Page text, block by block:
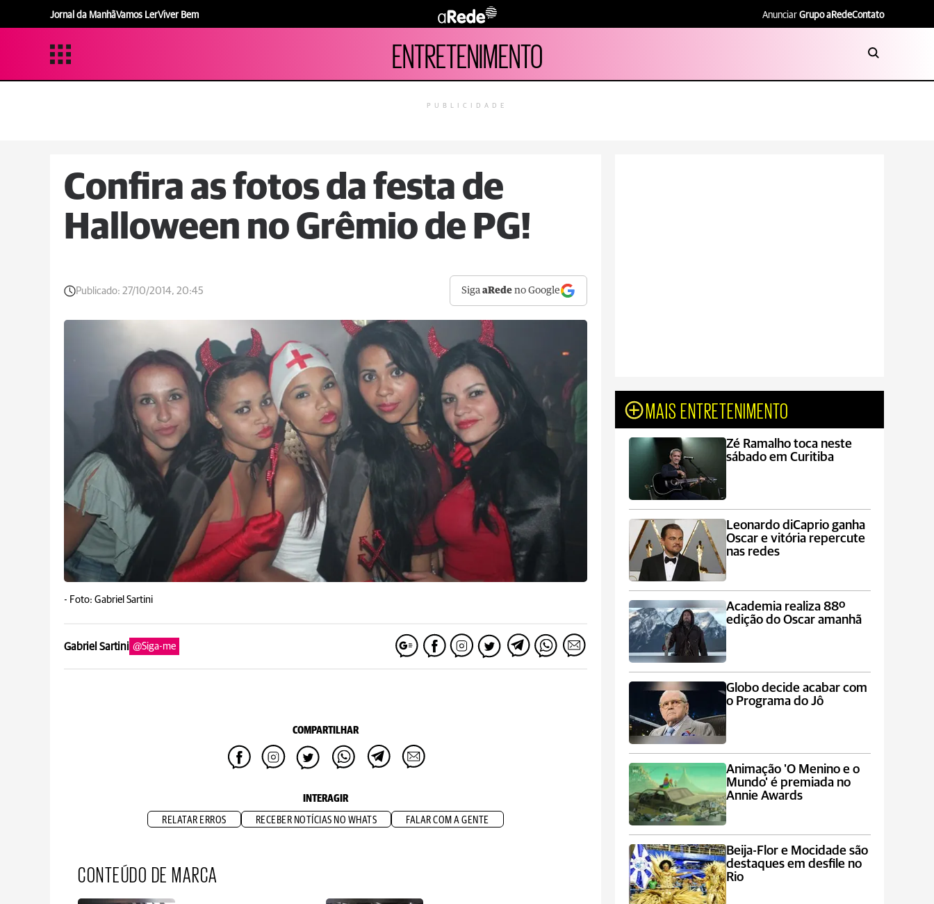
Jornal da ManhãVamos LerViver Bem Anunciar Grupo aRedeContato
ENTRETENIMENTO
PUBLICIDADE
Confira as fotos da festa de
Halloween no Grêmio de PG!
Publicado: 27/10/2014, 20:45 SigaaRede no Google
- Foto: Gabriel Sartini
Gabriel Sartini @Siga-me
COMPARTILHAR
INTERAGIR
RELATAR ERROS RECEBER NOTÍCIAS NO WHATS FALAR COM A GENTE
CONTEÚDO DE MARCA
MAIS ENTRETENIMENTO
Zé Ramalho toca neste
sábado em Curitiba
Leonardo diCaprio ganha
Oscar e vitória repercute
nas redes
Academia realiza 88º
edição do Oscar amanhã
Globo decide acabar com
o Programa do Jô
Animação 'O Menino e o
Mundo' é premiada no
Annie Awards
Beija-Flor e Mocidade são
destaques em desfile no
Rio